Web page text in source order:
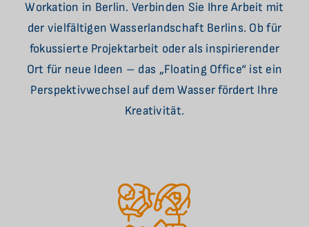
Workation in Berlin. Verbinden Sie Ihre Arbeit mit
der vielfältigen Wasserlandschaft Berlins. Ob für
fokussierte Projektarbeit oder als inspirierender
Ort für neue Ideen – das „Floating Office“ ist ein
Perspektivwechsel auf dem Wasser fördert Ihre
Kreativität.